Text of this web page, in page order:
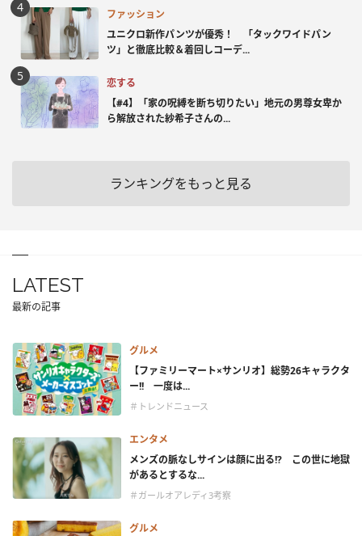
ファッション
ユニクロ新作パンツが優秀！ 「タックワイドパン
ツ」と徹底比較＆着回しコーデ...
恋する
【#4】「家の呪縛を断ち切りたい」地元の男尊女卑か
ら解放された紗希子さんの...
ランキングをもっと見る
LATEST
最新の記事
グルメ
【ファミリーマート×サンリオ】総勢26キャラクタ
ー!! 一度は...
＃トレンドニュース
エンタメ
メンズの脈なしサインは顔に出る!? この世に地獄
があるとするな...
＃ガールオアレディ3考察
グルメ